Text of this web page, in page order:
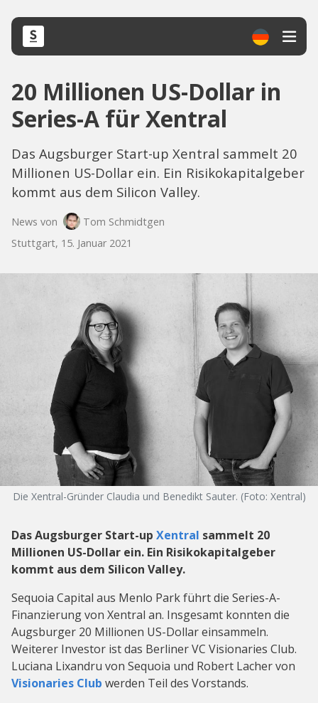
20 Millionen US-Dollar in
Series-A für Xentral
Das Augsburger Start-up Xentral sammelt 20
Millionen US-Dollar ein. Ein Risikokapitalgeber
kommt aus dem Silicon Valley.
News von
Tom Schmidtgen
Stuttgart, 15. Januar 2021
Die Xentral-Gründer Claudia und Benedikt Sauter. (Foto: Xentral)
Das Augsburger Start-up Xentral sammelt 20
Millionen US-Dollar ein. Ein Risikokapitalgeber
kommt aus dem Silicon Valley.
Sequoia Capital aus Menlo Park führt die Series-A-
Finanzierung von Xentral an. Insgesamt konnten die
Augsburger 20 Millionen US-Dollar einsammeln.
Weiterer Investor ist das Berliner VC Visionaries Club.
Luciana Lixandru von Sequoia und Robert Lacher von
Visionaries Club werden Teil des Vorstands.